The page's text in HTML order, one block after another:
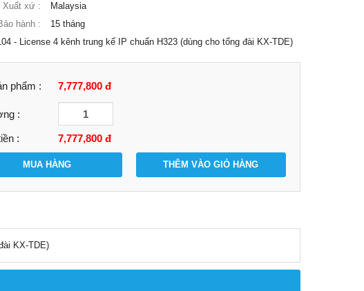
Xuất xứ :
Malaysia
hành :
15 tháng
- License 4 kênh trung kế IP chuẩn H323 (dùng cho tổng đài KX-TDE)
phẩm : 7,777,800 đ
:
: 7,777,800đ
MUA HÀNG THÊM VÀO GIỎ HÀNG
KX-TDE)